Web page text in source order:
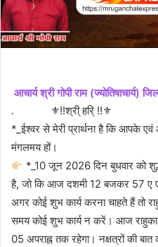
आचार्य श्री गोपी राम (ज्योतिषाचार्य)
. ⚜!!श्री् हरि् !!⚜
*_ईश्वर से मेरी प्रार्थना है कि आपके
मंगलमय हों।
*_10 जून 2026 दिन बुधवार को
है, जो कि आज दशमी 12 बजकर 57 ए
अगर कोई शुभ कार्य करना चाहते हैं
समय कोई शुभ कार्य न करें। आज
05 अपराह्न तक रहेगा। नक्षत्रों की